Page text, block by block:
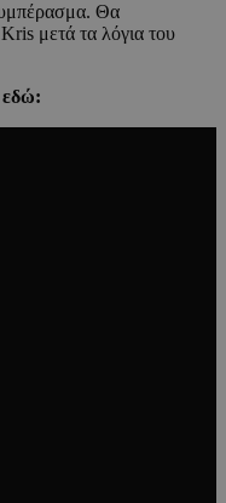
Θα
μετά τα λόγια του
εδώ: